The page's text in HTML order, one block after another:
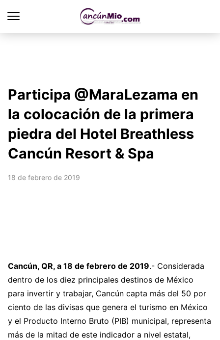
Participa @MaraLezama en
la colocación de la primera
piedra del Hotel Breathless
Cancún Resort & Spa
18 de febrero de 2019
Cancún, QR, a 18 de febrero de 2019.- Considerada
dentro de los diez principales destinos de México
para invertir y trabajar, Cancún capta más del 50 por
ciento de las divisas que genera el turismo en México
y el Producto Interno Bruto (PIB) municipal, representa
más de la mitad de este indicador a nivel estatal,